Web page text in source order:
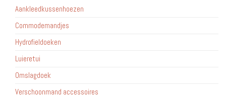
Aankleedkussenhoezen
Commodemandjes
Hydrofieldoeken
Luieretui
Omslagdoek
Verschoonmand accessoires